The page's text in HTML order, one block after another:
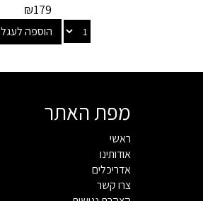
₪179
הוספה
מפת האתר
ראשי
אודותינו
אדריכלים
צרו קשר